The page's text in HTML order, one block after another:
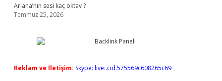
Ariana’nın sesi kaç oktav ?
Temmuz 25, 2026
Reklam ve İletişim: Skype: live:.cid.575569c608265c69